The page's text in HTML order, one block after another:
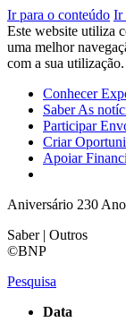
Ir para o conteúdo Ir
Este website utiliza
uma melhor
com a sua utilização.
Conhecer
SaberAs
Participar
Criar
Apoiar
Aniversário 230
Saber | Outros
©BNP
Pesquisa
Data